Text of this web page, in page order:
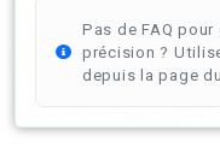
Pas de FAQ
précision ?
depuis la page